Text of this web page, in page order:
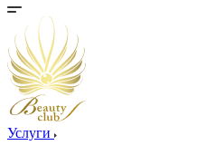
Услуги